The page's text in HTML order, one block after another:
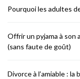
Pourquoi les adultes
Offrir un pyjama à son
(sans faute de goût)
Divorce à l’amiable :